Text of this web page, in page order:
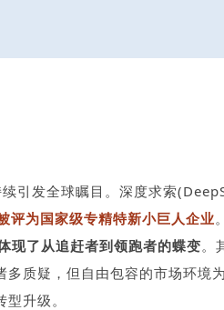
引发全球瞩目。深度求索
评为国家级专精特新小巨人企业
现了从追赶者到领跑者的蝶变。
质疑，但自由包容的市场环境
升级。